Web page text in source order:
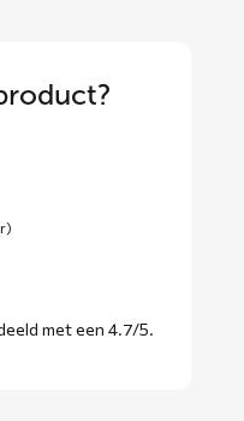
met een 4.7/5.